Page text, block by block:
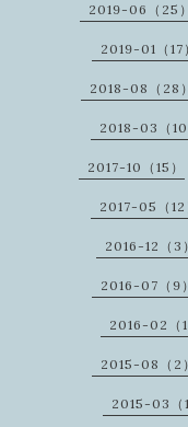
2019-06（25）
2019-01（17
2018-08（28）
2018-03（10
2017-10（15）
2017-05（12
2016-12（3）
2016-07（9）
2016-02（1
2015-08（2）
2015-03（1